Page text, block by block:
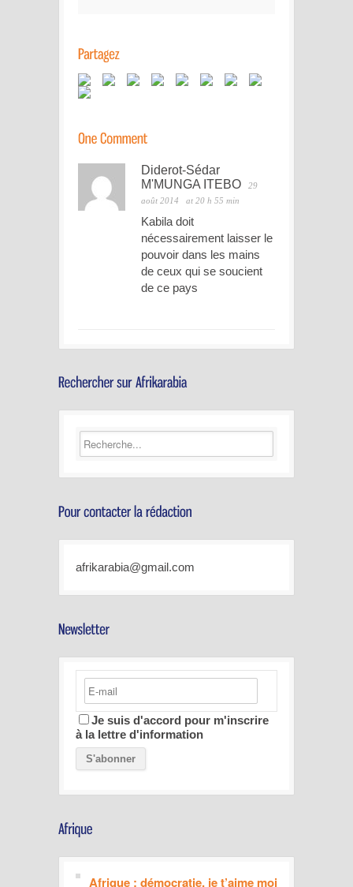
Diderot-Sédar
M'MUNGA ITEBO
29
août 2014
at 20 h 55 min
Kabila doit
nécessairement laisser le
pouvoir dans les mains
de ceux qui se soucient
de ce pays
afrikarabia@gmail.com
Je suis d'accord pour m'inscrire
à la lettre d'information
Afrique : démocratie, je t’aime moi